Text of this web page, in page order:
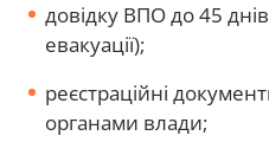
довідку ВПО до 45
евакуації);
реєстраційні
органами влади;